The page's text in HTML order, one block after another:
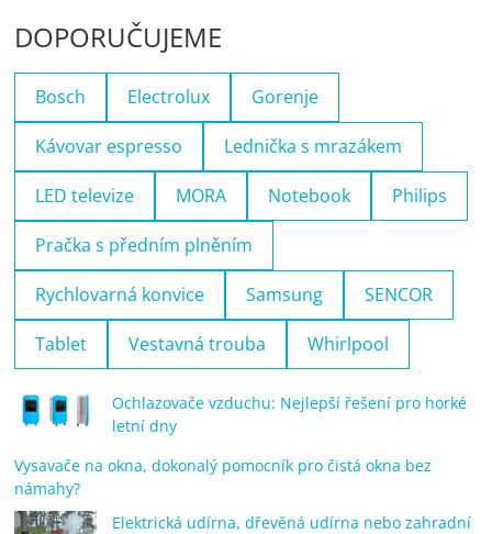
DOPORUČUJEME
Bosch Electrolux Gorenje
Kávovar espresso Lednička s mrazákem
LED televize MORA Notebook Philips
Pračka s předním plněním
Rychlovarná konvice Samsung SENCOR
Tablet Vestavná trouba Whirlpool
Ochlazovače vzduchu: Nejlepší řešení pro horké
letní dny
Vysavače na okna, dokonalý pomocník pro čistá okna bez
námahy?
Elektrická udírna, dřevěná udírna nebo zahradní